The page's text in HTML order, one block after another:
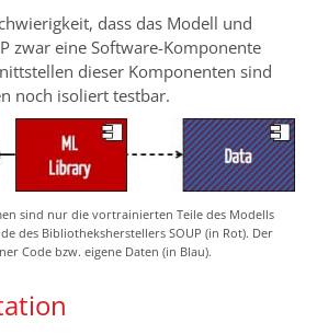
dass das Modell und
zwar eine Software-Komponente
dieser Komponenten sind
noch isoliert testbar.
sind nur die vortrainierten Teile des Modells
des Bibliotheksherstellers SOUP (in Rot). Der
Code bzw. eigene Daten (in Blau).